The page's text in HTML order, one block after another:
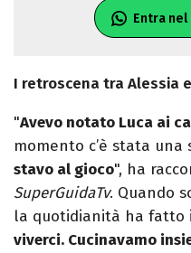
Entra nel
I retroscena tra Alessia
"Avevo notato Luca ai
momento c’è stata una
stavo al gioco", ha
SuperGuidaTv. Quando
la quotidianità ha fatto
viverci. Cucinavamo